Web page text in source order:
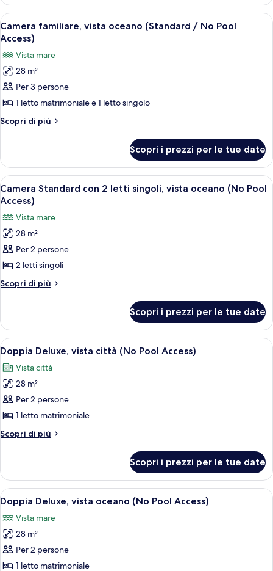
No
Pool
Access)
vista
città
(Standard
No
Pool
Access)
Apri
tutte
foto
per
Camera
familiare,
vista
/
No
Pool
Access)
Un soggiorno moderno con un
7
Camera familiare, vista oceano (Standard / No Pool
Access)
Vista mare
28 m²
Per 3 persone
1 letto matrimoniale e 1 letto singolo
Scopri di più
Altri
familiare,
vista
oceano
(Standard
No
Pool
Access)
Scopri i prezzi per le tue date
Apri
tutte
foto
per
Camera
Standard
con
singoli,
vista
oceano
(No
Pool
Access)
Una camera d'albergo con due letti,
7
Camera Standard con 2 letti singoli, vista oceano (No Pool
Access)
Vista mare
28 m²
Per 2 persone
2 letti singoli
Scopri di più
Altri
Standard
con
2
letti
singoli,
vista
(No
Pool
Scopri i prezzi per le tue date
Apri
tutte
le
foto
per
Doppia
Deluxe,
vista
(No
Pool
Access)
Un moderno grattacielo in vetro con
8
Doppia Deluxe, vista città (No Pool Access)
Vista città
28 m²
Per 2 persone
1 letto matrimoniale
Scopri di più
Altri
Deluxe,
vista
città
(No
Pool
Access)
Scopri i prezzi per le tue date
Apri
tutte
le
foto
per
Doppia
Un soggiorno moderno con un
10
Doppia Deluxe, vista oceano (No Pool Access)
Vista mare
28 m²
Per 2 persone
1 letto matrimoniale